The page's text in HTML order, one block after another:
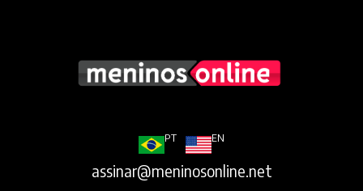
PT EN
assinar@meninosonline.net